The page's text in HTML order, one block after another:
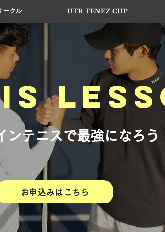
ークル UTR TENEZ CUP
ンテニスで最強になろう
お申込みはこちら